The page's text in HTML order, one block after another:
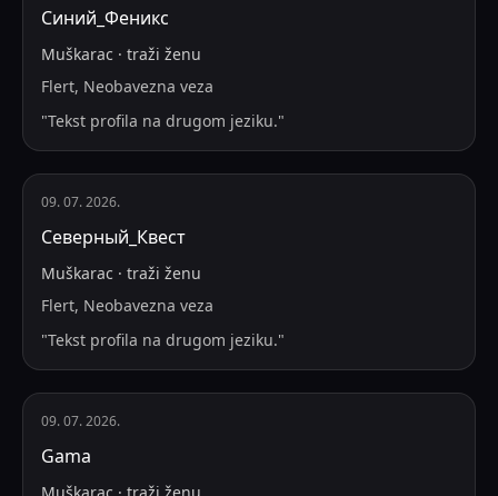
Синий_Феникс
Muškarac · traži ženu
Flert, Neobavezna veza
"Tekst profila na drugom jeziku."
09. 07. 2026.
Северный_Квест
Muškarac · traži ženu
Flert, Neobavezna veza
"Tekst profila na drugom jeziku."
09. 07. 2026.
Gama